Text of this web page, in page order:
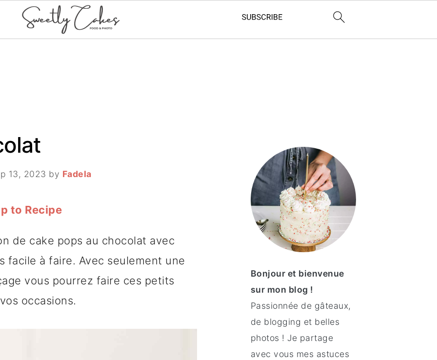
13, 2023 by Fadela
to Recipe
de cake pops au chocolat avec
à faire. Avec seulement une
vous pourrez faire ces petits
occasions.
principale
Bonjour et bienvenue
sur mon blog !
Passionnée de gâteaux,
de blogging et belles
photos ! Je partage
avec vous mes astuces